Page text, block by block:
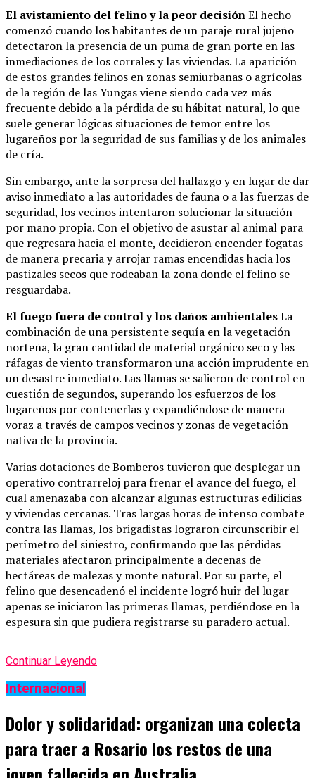
El avistamiento del felino y la peor decisiónEl hecho
comenzó cuando los habitantes de un paraje rural jujeño
detectaron la presencia de un puma de gran porte en las
inmediaciones de los corrales y las viviendas. La aparición
de estos grandes felinos en zonas semiurbanas o agrícolas
de la región de las Yungas viene siendo cada vez más
frecuente debido a la pérdida de su hábitat natural, lo que
suele generar lógicas situaciones de temor entre los
lugareños por la seguridad de sus familias y de los animales
de cría.
Sin embargo, ante la sorpresa del hallazgo y en lugar de dar
aviso inmediato a las autoridades de fauna o a las fuerzas de
seguridad, los vecinos intentaron solucionar la situación
por mano propia. Con el objetivo de asustar al animal para
que regresara hacia el monte, decidieron encender fogatas
de manera precaria y arrojar ramas encendidas hacia los
pastizales secos que rodeaban la zona donde el felino se
resguardaba.
El fuego fuera de control y los daños ambientalesLa
combinación de una persistente sequía en la vegetación
norteña, la gran cantidad de material orgánico seco y las
ráfagas de viento transformaron una acción imprudente en
un desastre inmediato. Las llamas se salieron de control en
cuestión de segundos, superando los esfuerzos de los
lugareños por contenerlas y expandiéndose de manera
voraz a través de campos vecinos y zonas de vegetación
nativa de la provincia.
Varias dotaciones de Bomberos tuvieron que desplegar un
operativo contrarreloj para frenar el avance del fuego, el
cual amenazaba con alcanzar algunas estructuras edilicias
y viviendas cercanas. Tras largas horas de intenso combate
contra las llamas, los brigadistas lograron circunscribir el
perímetro del siniestro, confirmando que las pérdidas
materiales afectaron principalmente a decenas de
hectáreas de malezas y monte natural. Por su parte, el
felino que desencadenó el incidente logró huir del lugar
apenas se iniciaron las primeras llamas, perdiéndose en la
espesura sin que pudiera registrarse su paradero actual.
Continuar Leyendo
Internacional
Dolor y solidaridad: organizan una colecta
para traer a Rosario los restos de una